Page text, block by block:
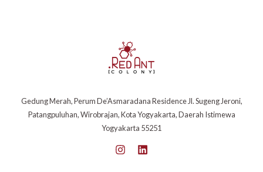
Gedung Merah, Perum De’Asmaradana Residence Jl. Sugeng Jeroni,
Patangpuluhan, Wirobrajan, Kota Yogyakarta, Daerah Istimewa
Yogyakarta 55251